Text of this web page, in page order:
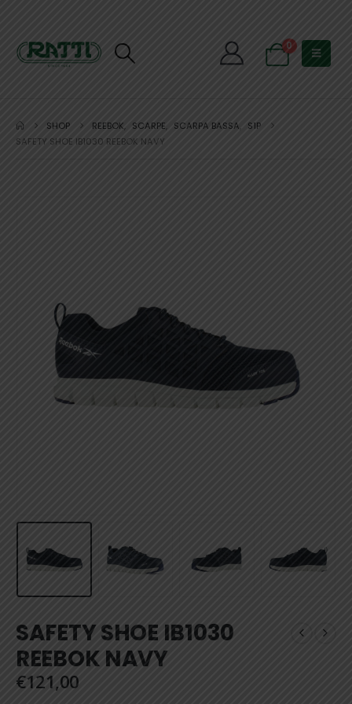
0
SHOP REEBOK, SCARPE, SCARPA BASSA
S1P
SAFETY SHOE IB1030 REEBOK NAVY
SAFETY SHOE IB1030
REEBOK NAVY
€121,00